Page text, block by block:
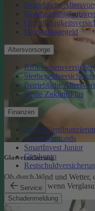
Betriebliche
Krankentagegeld
Altersvorsorge
Betriebliche
Rente ZukunftPlus
Finanzen
Investmentfonds
SmartInvest Junior
Girokonto
Service
Schadenmeldung
Glasversicherung
Ob durch Wind und Wetter,
schützen Sie, wenn
Glasversicherung